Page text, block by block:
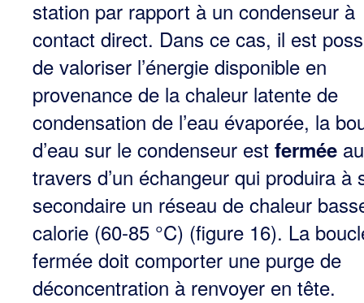
station par rapport à un condenseur à
contact direct. Dans ce cas, il est
de valoriser l’énergie disponible en
provenance de la chaleur latente de
condensation de l’eau évaporée, la
d’eau sur le condenseur est fermée au
travers d’un échangeur qui produira à
secondaire un réseau de chaleur
calorie (60-85 °C) (figure 16). La
fermée doit comporter une purge de
déconcentration à renvoyer en tête.